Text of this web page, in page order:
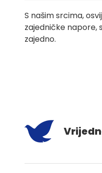
S našim srcima,
zajedničke napore,
zajedno.